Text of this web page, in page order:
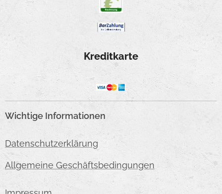
Kreditkarte
Wichtige Informationen
Datenschutzerklärung
Allgemeine Geschäftsbedingungen